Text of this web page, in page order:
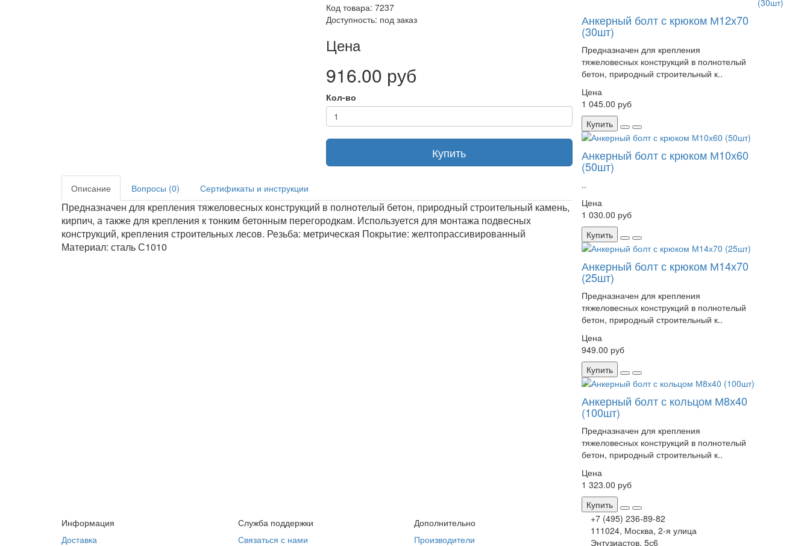
Код товара: 7237
Доступность: под заказ
Цена
916.00 руб
Кол-во
Купить
Описание Вопросы (0) Сертификаты и инструкции
Предназначен для крепления тяжеловесных конструкций в полнотелый бетон, природный строительный камень,
кирпич, а также для крепления к тонким бетонным перегородкам. Используется для монтажа подвесных
конструкций, крепления строительных лесов. Резьба: метрическая Покрытие: желтопрассивированный
Материал: сталь С1010
Анкерный болт с крюком М12х70
(30шт)
Предназначен для крепления
тяжеловесных конструкций в полнотелый
бетон, природный строительный к..
Цена
1 045.00 руб
Купить
Анкерный болт с крюком М10х60
(50шт)
..
Цена
1 030.00 руб
Купить
Анкерный болт с крюком М14х70
(25шт)
Предназначен для крепления
тяжеловесных конструкций в полнотелый
бетон, природный строительный к..
Цена
949.00 руб
Купить
Анкерный болт с кольцом М8х40
(100шт)
Предназначен для крепления
тяжеловесных конструкций в полнотелый
бетон, природный строительный к..
Цена
1 323.00 руб
Купить
Информация
Доставка
Служба поддержки
Связаться с нами
Дополнительно
Производители
+7 (495) 236-89-82
111024, Москва, 2-я улица
Энтузиастов, 5с6